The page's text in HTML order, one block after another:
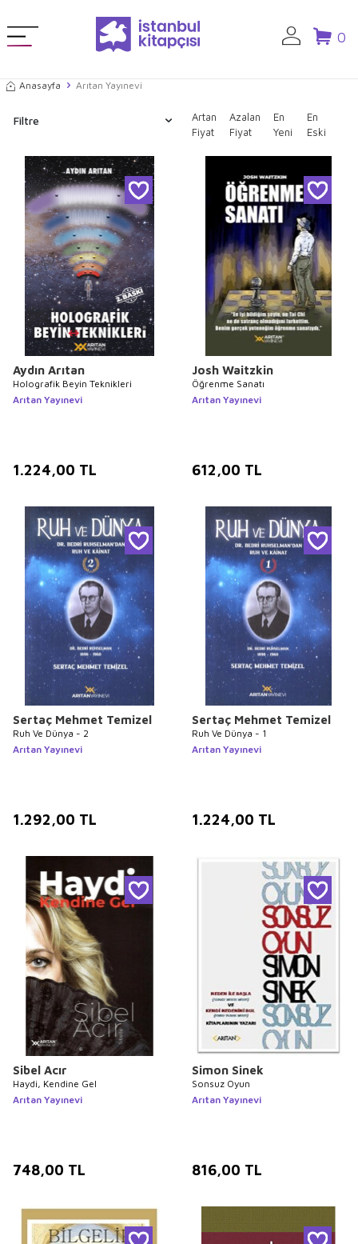
0
Anasayfa Arıtan Yayınevi
Filtre
Artan
Fiyat
Azalan
Fiyat
En
Yeni
En
Eski
Aydın Arıtan
Holografik Beyin Teknikleri
Arıtan Yayınevi
1.224,00 TL
Josh Waitzkin
Öğrenme Sanatı
Arıtan Yayınevi
612,00 TL
Sertaç Mehmet Temizel
Ruh Ve Dünya - 2
Arıtan Yayınevi
1.292,00 TL
Sertaç Mehmet Temizel
Ruh Ve Dünya - 1
Arıtan Yayınevi
1.224,00 TL
Sibel Acır
Haydi, Kendine Gel
Arıtan Yayınevi
748,00 TL
Simon Sinek
Sonsuz Oyun
Arıtan Yayınevi
816,00 TL